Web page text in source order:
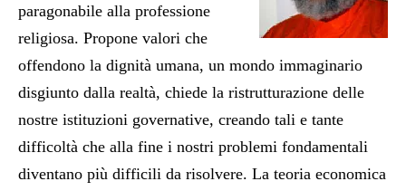
paragonabile alla professione
religiosa. Propone valori che
offendono la dignità umana, un mondo immaginario
disgiunto dalla realtà, chiede la ristrutturazione delle
nostre istituzioni governative, creando tali e tante
difficoltà che alla fine i nostri problemi fondamentali
diventano più difficili da risolvere. La teoria economica